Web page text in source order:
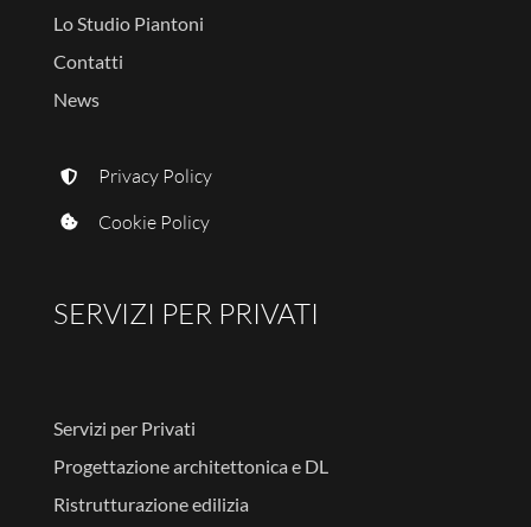
Lo Studio Piantoni
Contatti
News
Privacy Policy
Cookie Policy
SERVIZI PER PRIVATI
Servizi per Privati
Progettazione architettonica e DL
Ristrutturazione edilizia